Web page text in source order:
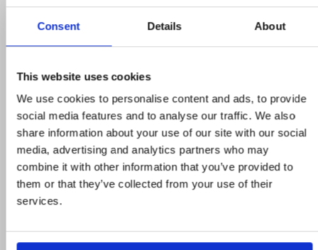
Consent Details About
This website uses cookies
We use cookies to personalise content and ads, to provide
social media features and to analyse our traffic. We also
share information about your use of our site with our social
media, advertising and analytics partners who may
combine it with other information that you’ve provided to
them or that they’ve collected from your use of their
services.
Προϊόντα σε προσφορά
Δείτε ολα τα προϊόντα μας που εχουν
προσφορά και επωφεληθείτε για τις αγορές
σας